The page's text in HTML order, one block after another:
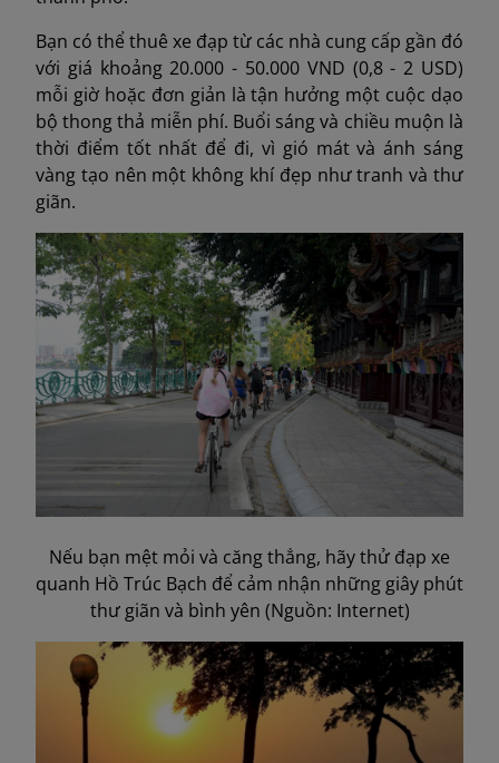
Bạn có thể thuê xe đạp từ các nhà cung cấp gần đó
với giá khoảng 20.000 - 50.000 VND (0,8 - 2 USD)
mỗi giờ hoặc đơn giản là tận hưởng một cuộc dạo
bộ thong thả miễn phí. Buổi sáng và chiều muộn là
thời điểm tốt nhất để đi, vì gió mát và ánh sáng
vàng tạo nên một không khí đẹp như tranh và thư
giãn.
Nếu bạn mệt mỏi và căng thẳng, hãy thử đạp xe
quanh Hồ Trúc Bạch để cảm nhận những giây phút
thư giãn và bình yên (Nguồn: Internet)